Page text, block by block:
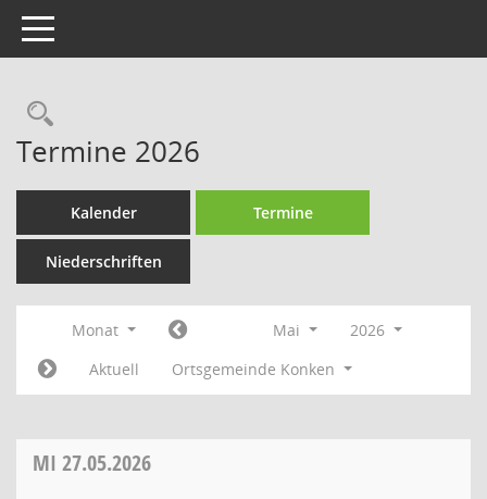
Toggle navigation
Rechercheauswahl
Termine 2026
Kalender Termine
Niederschriften
Monat Mai
2026
Aktuell
Ortsgemeinde Konken
MI 27.05.2026